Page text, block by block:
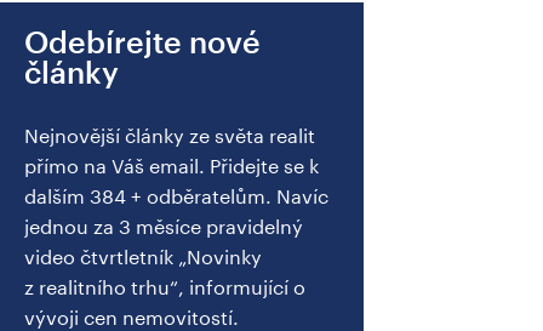
Odebírejte nové
články
Nejnovější články ze světa realit
přímo na Váš email. Přidejte se k
dalším 384 + odběratelům. Navíc
jednou za 3 měsíce pravidelný
video čtvrtletník „Novinky
z realitního trhu“, informující o
vývoji cen nemovitostí.